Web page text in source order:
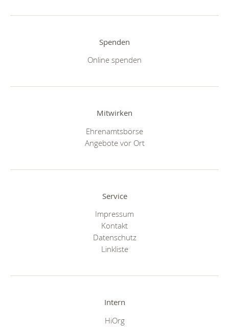
Spenden
Online spenden
Mitwirken
Ehrenamtsbörse
Angebote vor Ort
Service
Impressum
Kontakt
Datenschutz
Linkliste
Intern
HiOrg